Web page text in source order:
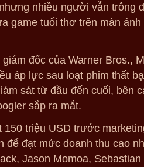
nhiều người vẫn trông
game tuổi thơ trên màn ảnh
đốc của Warner Bros.,
áp lực sau loạt phim thất
sát từ đầu đến cuối, bên
sắp ra mắt.
150 triệu USD trước
để đạt mức doanh thu cao
Jason Momoa,